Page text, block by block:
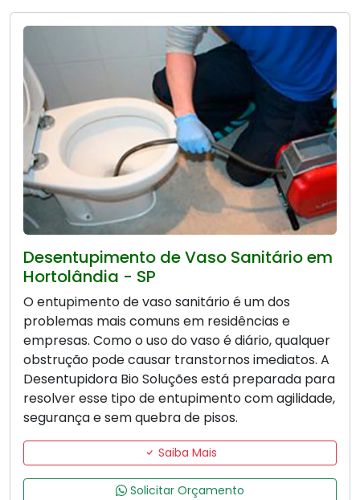
Desentupimento de Vaso Sanitário em
Hortolândia - SP
O entupimento de vaso sanitário é um dos
problemas mais comuns em residências e
empresas. Como o uso do vaso é diário, qualquer
obstrução pode causar transtornos imediatos. A
Desentupidora Bio Soluções está preparada para
resolver esse tipo de entupimento com agilidade,
segurança e sem quebra de pisos.
Saiba Mais
Solicitar Orçamento